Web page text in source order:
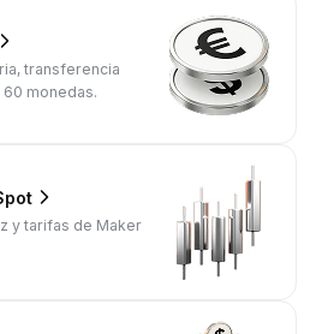
transferencia
60 monedas.
y tarifas de Maker